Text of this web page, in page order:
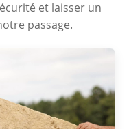
et laisser un
passage.